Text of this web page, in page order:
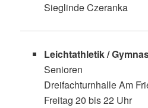
Sieglinde Czeranka
Leichtathletik /
Senioren
Dreifachturnhalle Am
Freitag 20 bis 22 Uhr